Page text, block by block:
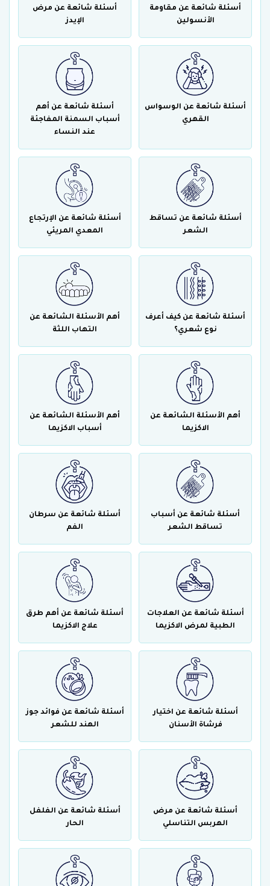
أسئلة شائعة عن مقاومة
الأنسولين
أسئلة شائعة عن مرض
الإيدز
أسئلة شائعة عن الوسواس
القهري
أسئلة شائعة عن أهم
أسباب السمنة المفاجئة
عند النساء
أسئلة شائعة عن تساقط
الشعر
أسئلة شائعة عن الإرتجاع
المعدي المريئي
أسئلة شائعة عن كيف أعرف
نوع شعري؟
أهم الأسئلة الشائعة عن
التهاب اللثة
أهم الأسئلة الشائعة عن
الاكزيما
أهم الأسئلة الشائعة عن
أسباب الاكزيما
أسئلة شائعة عن أسباب
تساقط الشعر
أسئلة شائعة عن سرطان
الفم
أسئلة شائعة عن العلاجات
الطبية لمرض الاكزيما
أسئلة شائعة عن أهم طرق
علاج الاكزيما
أسئلة شائعة عن اختيار
فرشاة الأسنان
أسئلة شائعة عن فوائد جوز
الهند للشعر
أسئلة شائعة عن مرض
الهربس التناسلي
أسئلة شائعة عن الفلفل
الحار